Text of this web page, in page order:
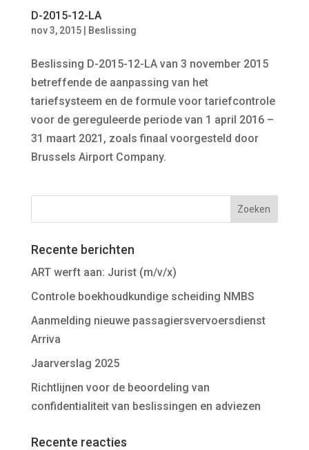
D-2015-12-LA
nov 3, 2015| Beslissing
Beslissing D-2015-12-LA van 3 november 2015
betreffende de aanpassing van het
tariefsysteem en de formule voor tariefcontrole
voor de gereguleerde periode van 1 april 2016 –
31 maart 2021, zoals finaal voorgesteld door
Brussels Airport Company.
Recente berichten
ART werft aan: Jurist (m/v/x)
Controle boekhoudkundige scheiding NMBS
Aanmelding nieuwe passagiersvervoersdienst
Arriva
Jaarverslag 2025
Richtlijnen voor de beoordeling van
confidentialiteit van beslissingen en adviezen
Recente reacties